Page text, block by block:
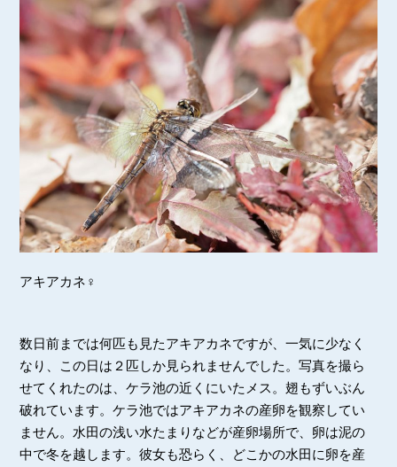
アキアカネ♀
数日前までは何匹も見たアキアカネですが、一気に少なく
なり、この日は２匹しか見られませんでした。写真を撮ら
せてくれたのは、ケラ池の近くにいたメス。翅もずいぶん
破れています。ケラ池ではアキアカネの産卵を観察してい
ません。水田の浅い水たまりなどが産卵場所で、卵は泥の
中で冬を越します。彼女も恐らく、どこかの水田に卵を産